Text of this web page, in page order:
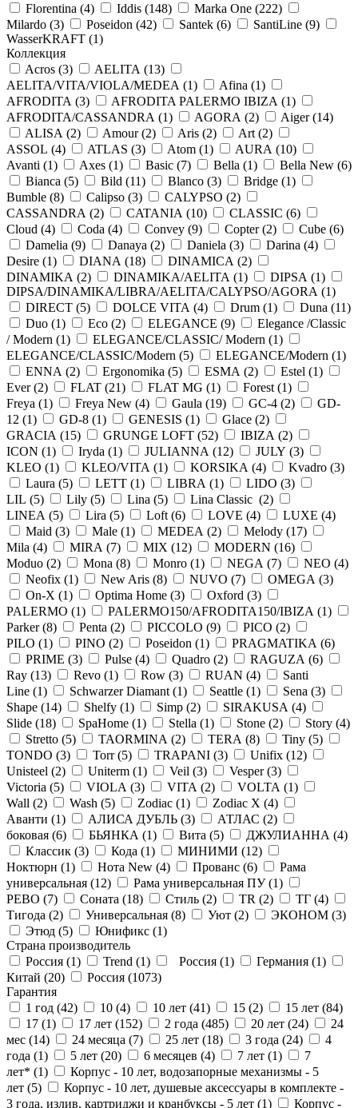
Florentina (4) Iddis (148) Marka One (222)
Milardo (3) Poseidon (42) Santek (6) SantiLine (9)
WasserKRAFT (1)
Коллекция
Acros (3) AELITA (13)
AELITA/VITA/VIOLA/MEDEA (1) Afina (1)
AFRODITA (3) AFRODITA PALERMO IBIZA (1)
AFRODITA/CASSANDRA (1) AGORA (2) Aiger (14)
ALISA (2) Amour (2) Aris (2) Art (2)
ASSOL (4) ATLAS (3) Atom (1) AURA (10)
Avanti (1) Axes (1) Basic (7) Bella (1) Bella New (6)
Bianca (5) Bild (11) Blanco (3) Bridge (1)
Bumble (8) Calipso (3) CALYPSO (2)
CASSANDRA (2) CATANIA (10) CLASSIC (6)
Cloud (4) Coda (4) Convey (9) Copter (2) Cube (6)
Damelia (9) Danaya (2) Daniela (3) Darina (4)
Desire (1) DIANA (18) DINAMICA (2)
DINAMIKA (2) DINAMIKA/AELITA (1) DIPSA (1)
DIPSA/DINAMIKA/LIBRA/AELITA/CALYPSO/AGORA (1)
DIRECT (5) DOLCE VITA (4) Drum (1) Duna (11)
Duo (1) Eco (2) ELEGANCE (9)
Elegance /Classic
/ Modern (1) ELEGANCE/CLASSIC/ Modern (1)
ELEGANCE/CLASSIC/Modern (5) ELEGANCE/Modern (1)
ENNA (2) Ergonomika (5) ESMA (2) Estel (1)
Ever (2) FLAT (21) FLAT MG (1) Forest (1)
Freya (1) Freya New (4) Gaula (19) GC-4 (2)
GD-
12 (1) GD-8 (1) GENESIS (1) Glace (2)
GRACIA (15) GRUNGE LOFT (52) IBIZA (2)
ICON (1) Iryda (1) JULIANNA (12) JULY (3)
KLEO (1) KLEO/VITA (1) KORSIKA (4) Kvadro (3)
Laura (5) LETT (1) LIBRA (1) LIDO (3)
LIL (5) Lily (5) Lina (5) Lina Classic (2)
LINEA (5) Lira (5) Loft (6) LOVE (4) LUXE (4)
Maid (3) Male (1) MEDEA (2) Melody (17)
Mila (4) MIRA (7) MIX (12) MODERN (16)
Moduo (2) Mona (8) Monro (1) NEGA (7) NEO (4)
Neofix (1) New Aris (8) NUVO (7) OMEGA (3)
On-X (1) Optima Home (3) Oxford (3)
PALERMO (1) PALERMO150/AFRODITA150/IBIZA (1)
Parker (8) Penta (2) PICCOLO (9) PICO (2)
PILO (1) PINO (2) Poseidon (1) PRAGMATIKA (6)
PRIME (3) Pulse (4) Quadro (2) RAGUZA (6)
Ray (13) Revo (1) Row (3) RUAN (4)
Santi
Line (1) Schwarzer Diamant (1) Seattle (1) Sena (3)
Shape (14) Shelfy (1) Simp (2) SIRAKUSA (4)
Slide (18) SpaHome (1) Stella (1) Stone (2) Story (4)
Stretto (5) TAORMINA (2) TERA (8) Tiny (5)
TONDO (3) Torr (5) TRAPANI (3) Unifix (12)
Unisteel (2) Uniterm (1) Veil (3) Vesper (3)
Victoria (5) VIOLA (3) VITA (2) VOLTA (1)
Wall (2) Wash (5) Zodiac (1) Zodiac X (4)
Аванти (1) АЛИСА ДУБЛЬ (3) АТЛАС (2)
боковая (6) БЬЯНКА (1) Вита (5) ДЖУЛИАННА (4)
Классик (3) Кода (1) МИНИМИ (12)
Ноктюрн (1) Нота New (4) Прованс (6)
Рама
универсальная (12) Рама универсальная ПУ (1)
РЕВО (7) Соната (18) Стиль (2) ТR (2) ТГ (4)
Тигода (2) Универсальная (8) Уют (2) ЭКОНОМ (3)
Этюд (5) Юнификс (1)
Страна производитель
Россия (1) Trend (1) Россия (1) Германия (1)
Китай (20) Россия (1073)
Гарантия
1 год (42) 10 (4) 10 лет (41) 15 (2) 15 лет (84)
17 (1) 17 лет (152) 2 года (485) 20 лет (24)
24
мес (14) 24 месяца (7) 25 лет (18) 3 года (24)
4
года (1) 5 лет (20) 6 месяцев (4) 7 лет (1)
7
лет* (1)
Корпус - 10 лет, водозапорные механизмы - 5
лет (5)
Корпус - 10 лет, душевые аксессуары в комплекте -
3 года, излив, картриджи и кранбуксы - 5 лет (1) Корпус -